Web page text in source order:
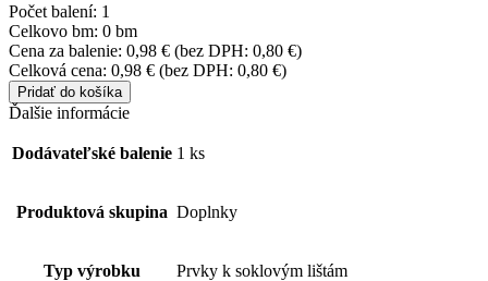
Počet balení: 1
Celkovo bm: 0 bm
Cena za balenie: 0,98 € (bez DPH: 0,80 €)
Celková cena: 0,98 € (bez DPH: 0,80 €)
Pridať do košíka
Ďalšie informácie
Dodávateľské balenie 1 ks
Produktová skupina Doplnky
Typ výrobku Prvky k soklovým lištám